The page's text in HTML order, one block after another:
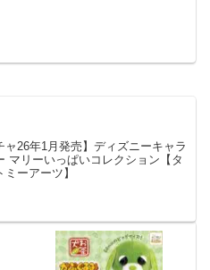
ャ26年1月発売】ディズニーキャラ
マリーいっぱいコレクション【タ
ミーアーツ】